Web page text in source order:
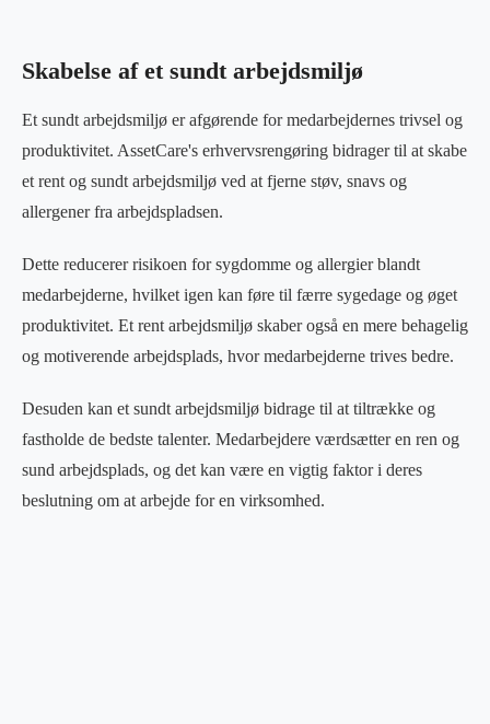
Skabelse af et sundt arbejdsmiljø
Et sundt arbejdsmiljø er afgørende for medarbejdernes trivsel og
produktivitet. AssetCare's erhvervsrengøring bidrager til at skabe
et rent og sundt arbejdsmiljø ved at fjerne støv, snavs og
allergener fra arbejdspladsen.
Dette reducerer risikoen for sygdomme og allergier blandt
medarbejderne, hvilket igen kan føre til færre sygedage og øget
produktivitet. Et rent arbejdsmiljø skaber også en mere behagelig
og motiverende arbejdsplads, hvor medarbejderne trives bedre.
Desuden kan et sundt arbejdsmiljø bidrage til at tiltrække og
fastholde de bedste talenter. Medarbejdere værdsætter en ren og
sund arbejdsplads, og det kan være en vigtig faktor i deres
beslutning om at arbejde for en virksomhed.